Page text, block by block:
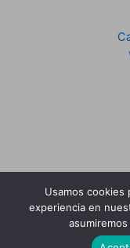
Usamos cookies
experiencia en